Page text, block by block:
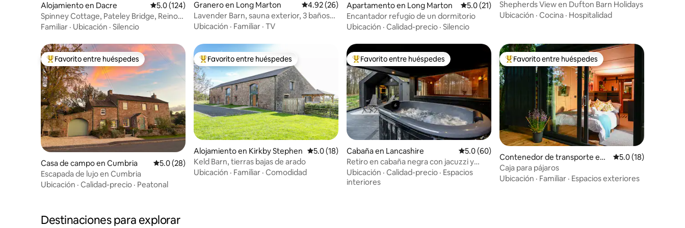
Alojamiento en Dacre Calificación promedio: 5.0 de 5, 124 reseñas
5.0 (124)
Spinney Cottage, Pateley Bridge, Reino
Unido
Familiar · Ubicación · Silencio
Granero en Long Marton Calificación promedio: 4.92 de 5, 26 reseñas
4.92 (26)
Lavender Barn, sauna exterior, 3 baños
en suite
Ubicación · Familiar · TV
Apartamento en Long Marton Calificación promedio: 5.0 de 5, 21 reseñas
5.0 (21)
Encantador refugio de un dormitorio
Ubicación · Calidad-precio · Silencio
Shepherds View en Dufton Barn Holidays
Ubicación · Cocina · Hospitalidad
Favorito entre huéspedes preferido
Favorito entre huéspedes
Casa de campo en Cumbria Calificación promedio: 5.0 de 5, 28 reseñas
5.0 (28)
Escapada de lujo en Cumbria
Ubicación · Calidad-precio · Peatonal
Favorito entre huéspedes preferido
Favorito entre huéspedes
Alojamiento en Kirkby Stephen Calificación promedio: 5.0 de 5, 18 reseñas
5.0 (18)
Keld Barn, tierras bajas de arado
Ubicación · Familiar · Comodidad
Favorito entre huéspedes preferido
Favorito entre huéspedes
Cabaña en Lancashire Calificación promedio: 5.0 de 5, 60 reseñas
5.0 (60)
Retiro en cabaña negra con jacuzzi y
sauna
Ubicación · Calidad-precio · Espacios
interiores
Favorito entre huéspedes preferido
Favorito entre huéspedes
Contenedor de transporte en
Thurstonfield
Calificación
5.0 (18)
Caja para pájaros
Ubicación · Familiar · Espacios exteriores
Destinaciones para explorar